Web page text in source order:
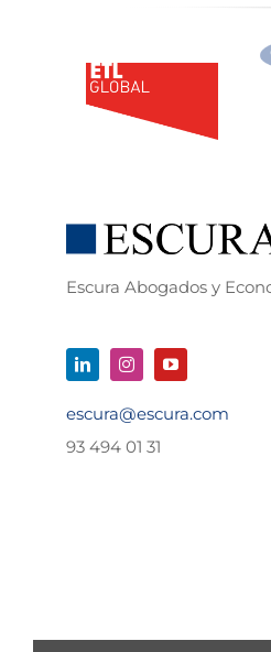
Escura Abogados y
escura@escura.com
93 494 01 31